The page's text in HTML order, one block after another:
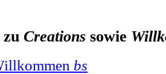
zu Creations sowie
bs